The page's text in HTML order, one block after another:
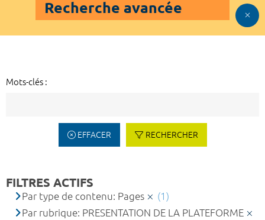
Recherche avancée
Mots-clés :
EFFACER RECHERCHER
FILTRES ACTIFS
Par type de contenu: Pages
(1)
Par rubrique: PRESENTATION DE LA PLATEFORME